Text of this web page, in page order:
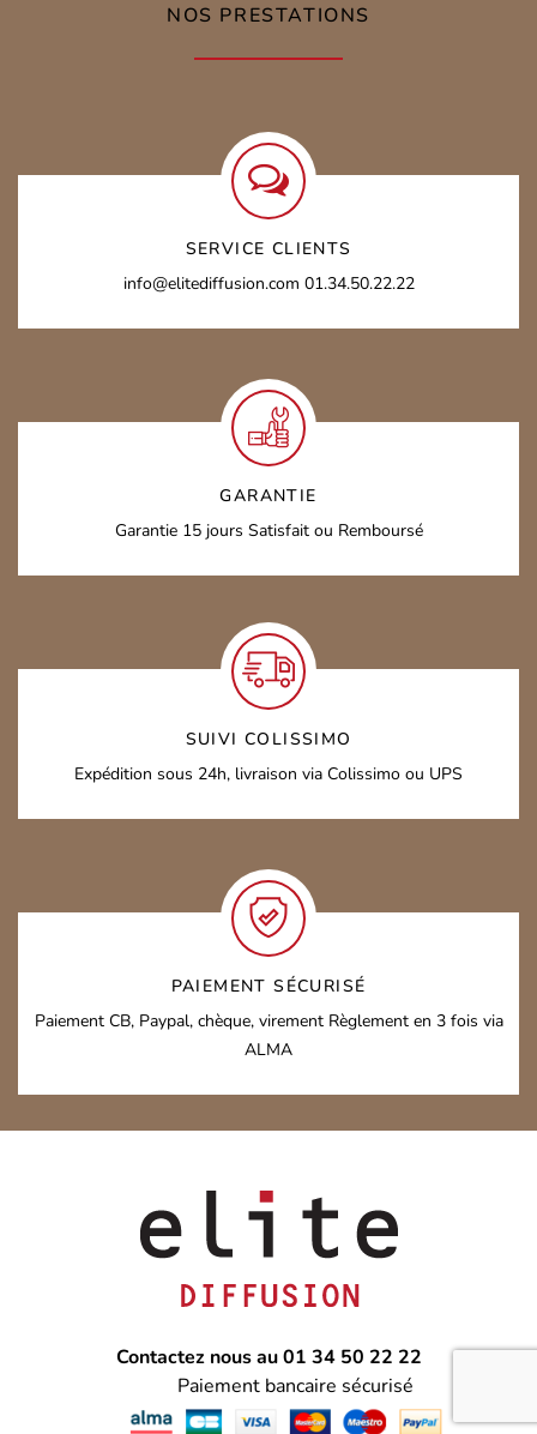
NOS PRESTATIONS
SERVICE CLIENTS
info@elitediffusion.com 01.34.50.22.22
GARANTIE
Garantie 15 jours Satisfait ou Remboursé
SUIVI COLISSIMO
Expédition sous 24h, livraison via Colissimo ou UPS
PAIEMENT SÉCURISÉ
Paiement CB, Paypal, chèque, virementRèglement en 3 fois via
ALMA
Contactez nous au 01 34 50 22 22
Paiement bancaire sécurisé